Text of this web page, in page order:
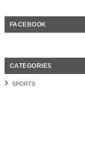
FACEBOOK
CATEGORIES
SPORTS